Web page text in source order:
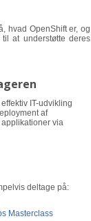
hvad OpenShift er, og
at understøtte deres
IT-udvikling
af
via
deltage på:
Masterclass